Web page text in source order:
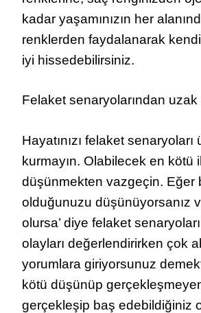
kadar yaşamınızın her
renklerden faydalanarak
iyi hissedebilirsiniz.
Felaket senaryolarından uzak
Hayatınızı felaket senaryoları
kurmayın. Olabilecek en kötü
düşünmekten vazgeçin. Eğer
olduğunuzu düşünüyorsanız
olursa’ diye felaket
olayları değerlendirirken çok
yorumlara giriyorsunuz
kötü düşünüp
gerçekleşip baş edebildiğiniz